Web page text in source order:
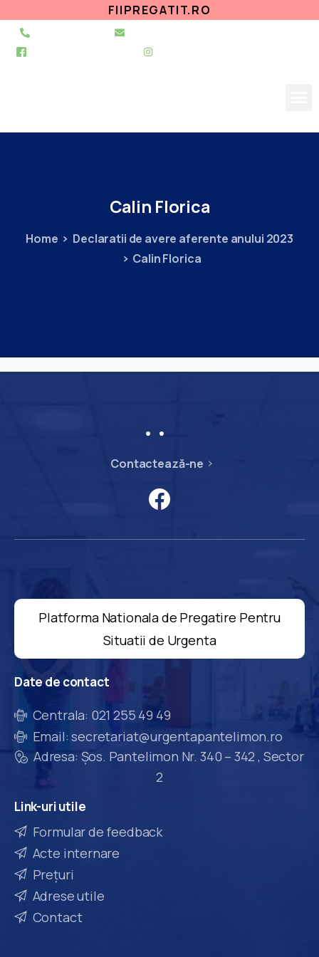
FIIPREGATIT.RO
Calin Florica
Home
Declaratii de avere aferente anului 2023
Calin Florica
Contactează-ne
Platforma Nationala de Pregatire Pentru
Situatii de Urgenta
Datede contact
Centrala: 021 255 49 49
Email: secretariat@urgentapantelimon.ro
Adresa: Șos. Pantelimon Nr. 340 – 342 , Sector
2
Link-uriutile
Formular de feedback
Acte internare
Prețuri
Adrese utile
Contact